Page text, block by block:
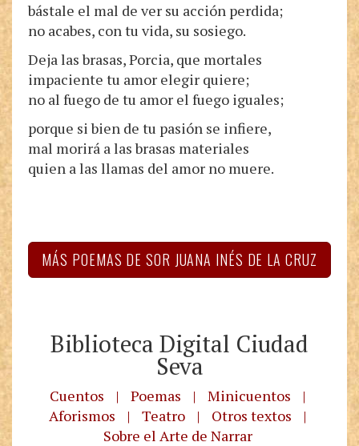
bástale el mal de ver su acción perdida;
no acabes, con tu vida, su sosiego.
Deja las brasas, Porcia, que mortales
impaciente tu amor elegir quiere;
no al fuego de tu amor el fuego iguales;
porque si bien de tu pasión se infiere,
mal morirá a las brasas materiales
quien a las llamas del amor no muere.
MÁS POEMAS DE SOR JUANA INÉS DE LA CRUZ
Biblioteca Digital Ciudad
Seva
Cuentos | Poemas | Minicuentos
|
Aforismos
| Teatro | Otros textos
|
Sobre el Arte de Narrar